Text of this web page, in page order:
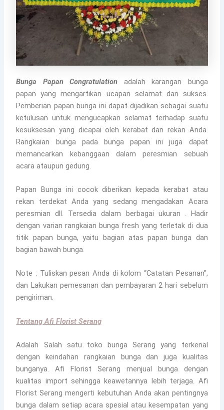
Bunga Papan Congratulation adalah karangan bunga
papan yang mengartikan ucapan selamat dan sukses.
Pemberian papan bunga ini dapat dijadikan sebagai suatu
ketulusan untuk mengucapkan selamat terhadap suatu
kesuksesan yang dicapai oleh kerabat dan rekan Anda.
Rangkaian bunga pada bunga papan ini juga dapat
memancarkan kebanggaan dalam peresmian sebuah
acara ataupun gedung.
Papan Bunga ini cocok diberikan kepada kerabat atau
rekan terdekat Anda yang sedang mengadakan Acara
peresmian dll. Tersedia dalam berbagai ukuran . Hadir
dengan varian rangkaian bunga fresh yang terletak di dua
titik papan bunga, yaitu bagian atas papan bunga dan
bagian bawah bunga.
Note : Tuliskan pesan Anda di kolom “Catatan Pesanan”,
dan Lakukan pemesanan dan pembayaran 2 hari sebelum
pengiriman.
Tentang Afi Florist Serang
Adalah Salah satu toko bunga Serang yang terkenal
dengan keindahan rangkaian bunga dan juga kualitas
bunganya. Afi Florist Serang menjual bunga dengan
kualitas import sehingga keawetannya lebih terjaga. Afi
Florist Serang mengerti kebutuhan Anda akan pentingnya
bunga dalam setiap acara spesial atau kesempatan yang